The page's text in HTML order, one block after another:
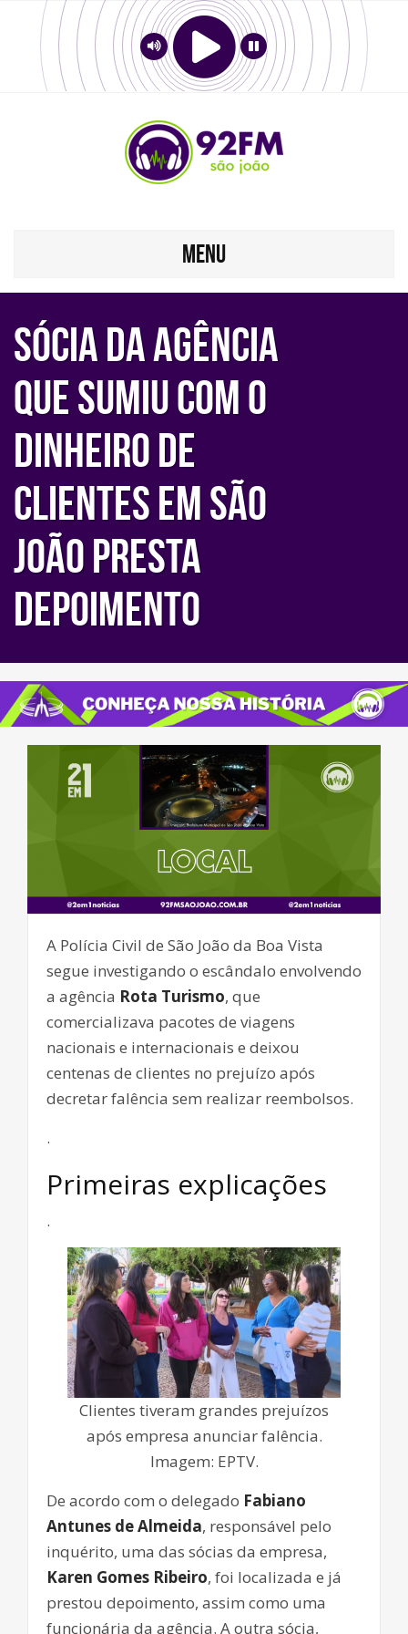
MENU
Sócia da agência
que sumiu com o
dinheiro de
clientes em São
João presta
depoimento
A Polícia Civil de São João da Boa Vista
segue investigando o escândalo envolvendo
a agência Rota Turismo, que
comercializava pacotes de viagens
nacionais e internacionais e deixou
centenas de clientes no prejuízo após
decretar falência sem realizar reembolsos.
.
Primeiras explicações
.
Clientes tiveram grandes prejuízos
após empresa anunciar falência.
Imagem: EPTV.
De acordo com o delegado Fabiano
Antunes de Almeida, responsável pelo
inquérito, uma das sócias da empresa,
Karen Gomes Ribeiro, foi localizada e já
prestou depoimento, assim como uma
funcionária da agência. A outra sócia,